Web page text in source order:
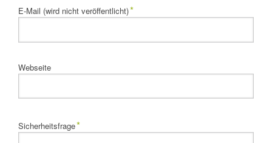
Pflichtfeld
E-Mail (wird nicht veröffentlicht)*
Webseite
Pflichtfeld
Sicherheitsfrage*